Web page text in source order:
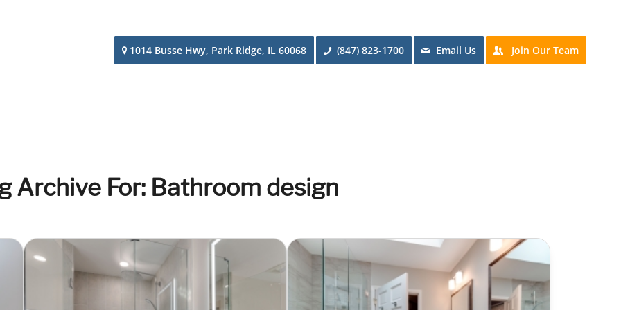
1014 Busse Hwy, Park Ridge, IL 60068 (847) 823-1700 Email Us Join Our Team
Archive For: Bathroom design